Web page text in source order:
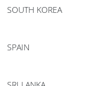
SOUTH